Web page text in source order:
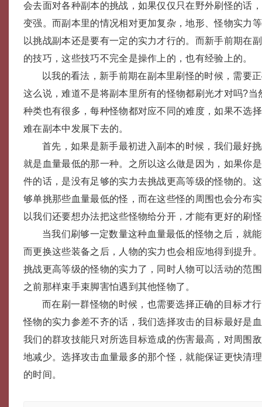
会去面对各种副本的挑战，如果仅仅只在野外刷怪的话
变强。而副本里的情况相对更加复杂，地形、怪物实力
以挑战副本还是要有一定的实力才行的。而新手前期在
的技巧，这些技巧不完全是操作上的，也有经验上的。
以我的看法，新手前期在副本里刷怪的时候，需要
这么说，难道不是将副本里所有的怪物都刷光才对吗?当
种类也有很多，每种怪物都对应不同的难度，如果不选
难在副本中发展下去的。
首先，如果是新手最初进入副本的时候，我们最好
就是血量最低的那一种。之所以这么做是因为，如果你
件的话，是没有足够的实力去挑战更高等级的怪物的。
够单挑那些血量最低的怪，而在这些怪的周围也会分布
以我们还要想办法把这些怪物给分开，才能有更好的刷
当我们刷够一定数量这种血量最低的怪物之后，就
而更换这些装备之后，人物的实力也会相应地得到提升
挑战更高等级的怪物的实力了，同时人物可以活动的范
之前那样束手束脚害怕遇到其他怪物了。
而在刷一群怪物的时候，也需要选择正确的目标才
怪物的实力参差不齐的话，我们选择攻击的目标最好是
我们的群攻技能只对所选目标造成的伤害最高，对周围
地减少。选择攻击血量最多的那个怪，就能保证更快清
的时间。